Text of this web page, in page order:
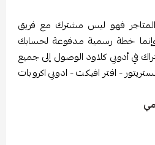
ليس مشترك مع فريق
مدفوعة لحسابك
الوصول إلى جميع
- ادوبي اكروبات